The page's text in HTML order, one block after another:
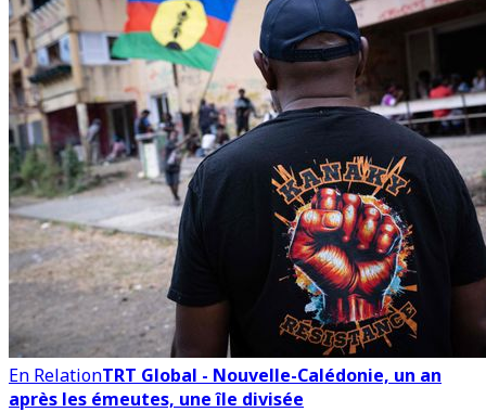
En RelationTRT Global - Nouvelle-Calédonie, un an
après les émeutes, une île divisée